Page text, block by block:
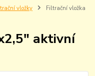
vložky
Filtrační vložka
aktivní